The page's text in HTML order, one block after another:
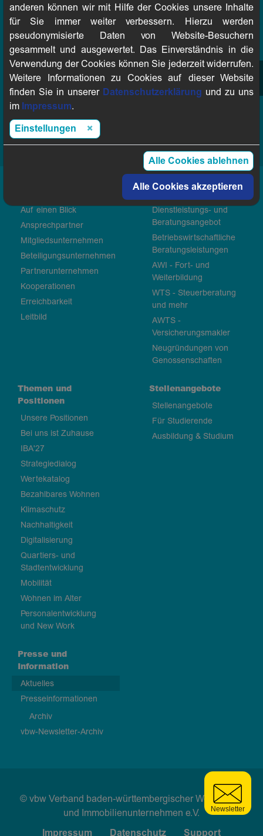
E-Mail:info@vbw-online.de
Telefon:0711 16345-0
Zu den Ansprechpartnern
Erreichbarkeit
Auf einen Blick
Ansprechpartner
Mitgliedsunternehmen
Beteiligungsunternehmen
Partnerunternehmen
Kooperationen
Erreichbarkeit
Leitbild
Leistungen
Dienstleistungs- und
Beratungsangebot
Betriebswirtschaftliche
Beratungsleistungen
AWI - Fort- und
Weiterbildung
WTS - Steuerberatung
und mehr
AWTS -
Versicherungsmakler
Neugründungen von
Genossenschaften
Themen und
Positionen
Unsere Positionen
Bei uns ist Zuhause
IBA'27
Strategiedialog
Wertekatalog
Bezahlbares Wohnen
Klimaschutz
Nachhaltigkeit
Digitalisierung
Quartiers- und
Stadtentwicklung
Mobilität
Wohnen im Alter
Personalentwicklung
und New Work
Stellenangebote
Stellenangebote
Für Studierende
Ausbildung & Studium
Presse und
Information
Aktuelles
Presseinformationen
Archiv
vbw-Newsletter-Archiv
© vbw Verband baden-württembergischer Wohnungs-
und Immobilienunternehmen e.V.
Impressum
Datenschutz Support
anderen können wir mit Hilfe der Cookies unsere Inhalte
für Sie immer weiter verbessern. Hierzu werden
pseudonymisierte Daten von Website-Besuchern
gesammelt und ausgewertet. Das Einverständnis in die
Verwendung der Cookies können Sie jederzeit widerrufen.
Weitere Informationen zu Cookies auf dieser Website
finden Sie in unserer Datenschutzerklärung und zu uns
im Impressum.
Einstellungen
Alle Cookies ablehnen
Alle Cookies akzeptieren